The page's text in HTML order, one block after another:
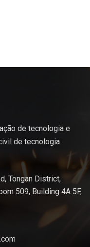
de tecnologia e
de tecnologia
Tongan District,
509, Building 4A 5F,